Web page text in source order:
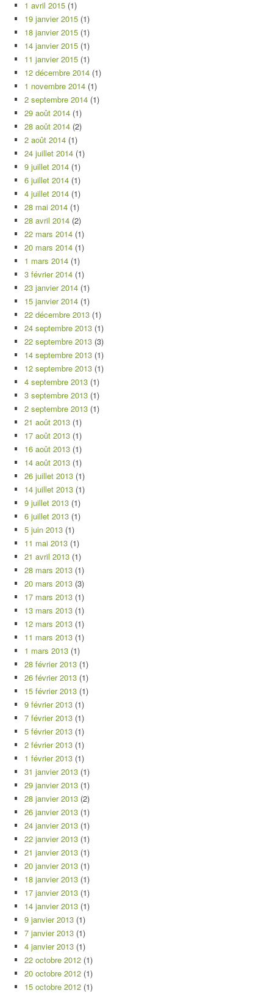
1 avril 2015 (1)
19 janvier 2015 (1)
18 janvier 2015 (1)
14 janvier 2015 (1)
11 janvier 2015 (1)
12 décembre 2014 (1)
1 novembre 2014 (1)
2 septembre 2014 (1)
29 août 2014 (1)
28 août 2014 (2)
2 août 2014 (1)
24 juillet 2014 (1)
9 juillet 2014 (1)
6 juillet 2014 (1)
4 juillet 2014 (1)
28 mai 2014 (1)
28 avril 2014 (2)
22 mars 2014 (1)
20 mars 2014 (1)
1 mars 2014 (1)
3 février 2014 (1)
23 janvier 2014 (1)
15 janvier 2014 (1)
22 décembre 2013 (1)
24 septembre 2013 (1)
22 septembre 2013 (3)
14 septembre 2013 (1)
12 septembre 2013 (1)
4 septembre 2013 (1)
3 septembre 2013 (1)
2 septembre 2013 (1)
21 août 2013 (1)
17 août 2013 (1)
16 août 2013 (1)
14 août 2013 (1)
26 juillet 2013 (1)
14 juillet 2013 (1)
9 juillet 2013 (1)
6 juillet 2013 (1)
5 juin 2013 (1)
11 mai 2013 (1)
21 avril 2013 (1)
28 mars 2013 (1)
20 mars 2013 (3)
17 mars 2013 (1)
13 mars 2013 (1)
12 mars 2013 (1)
11 mars 2013 (1)
1 mars 2013 (1)
28 février 2013 (1)
26 février 2013 (1)
15 février 2013 (1)
9 février 2013 (1)
7 février 2013 (1)
5 février 2013 (1)
2 février 2013 (1)
1 février 2013 (1)
31 janvier 2013 (1)
29 janvier 2013 (1)
28 janvier 2013 (2)
26 janvier 2013 (1)
24 janvier 2013 (1)
22 janvier 2013 (1)
21 janvier 2013 (1)
20 janvier 2013 (1)
18 janvier 2013 (1)
17 janvier 2013 (1)
14 janvier 2013 (1)
9 janvier 2013 (1)
7 janvier 2013 (1)
4 janvier 2013 (1)
22 octobre 2012 (1)
20 octobre 2012 (1)
15 octobre 2012 (1)